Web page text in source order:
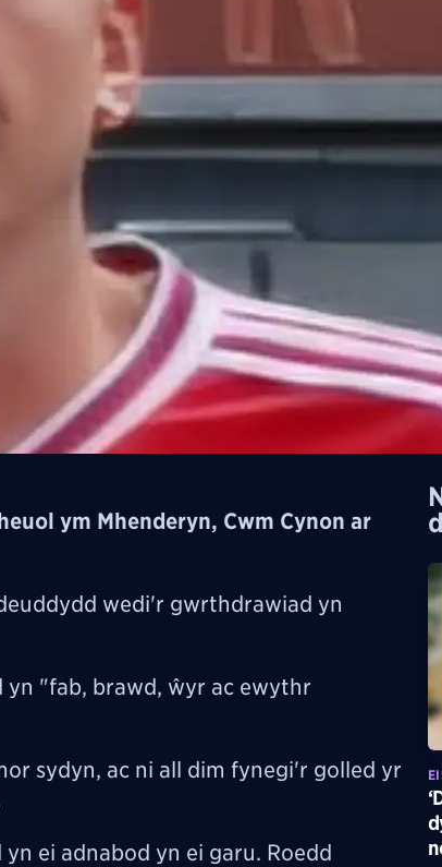
ym Mhenderyn, Cwm Cynon ar
wedi'r gwrthdrawiad yn
"fab, brawd, ŵyr ac ewythr
sydyn, ac ni all dim fynegi'r golled yr
ei adnabod yn ei garu. Roedd